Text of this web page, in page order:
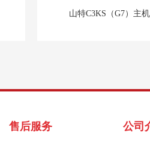
山特C3KS（G7）主机
售后服务 公司